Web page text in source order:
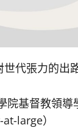
世代張力的出
院基督教領導
large）